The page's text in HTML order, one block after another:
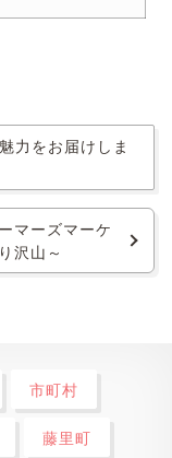
力をお届けしま
マーズマーケ
沢山～
市町村
藤里町